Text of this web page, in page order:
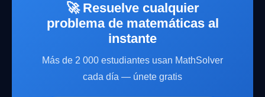
🚀 Resuelve cualquier
problema de matemáticas al
instante
Más de 2 000 estudiantes usan MathSolver
cada día — únete gratis